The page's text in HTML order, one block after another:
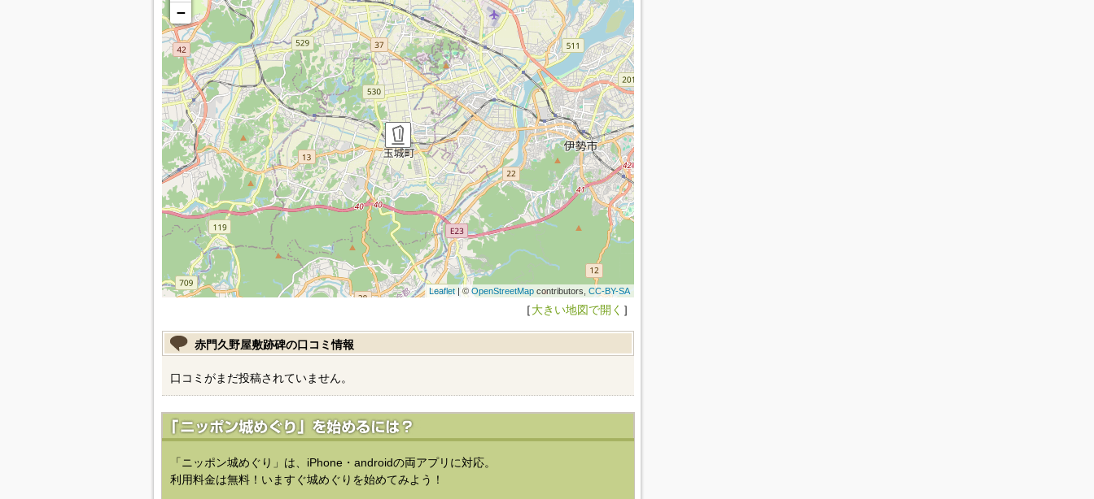
−
Leaflet| © OpenStreetMapcontributors, CC-BY-SA
［大きい地図で開く ］
赤門久野屋敷跡碑の口コミ情報
口コミがまだ投稿されていません。
「ニッポン城めぐり」は、iPhone・androidの両アプリに対応。
利用料金は無料！いますぐ城めぐりを始めてみよう！